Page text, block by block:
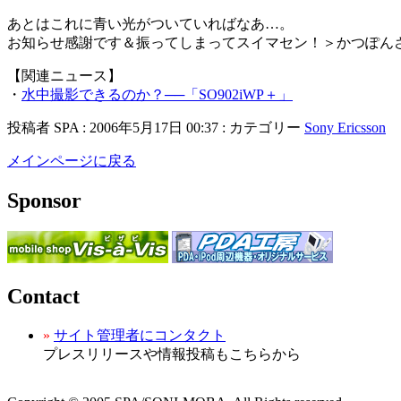
あとはこれに青い光がついていればなあ…。
お知らせ感謝です＆振ってしまってスイマセン！＞かつぽん
【関連ニュース】
・ 水中撮影できるのか？──「SO902iWP＋」
投稿者 SPA : 2006年5月17日 00:37 : カテゴリー Sony Ericsson
メインページに戻る
Sponsor
Contact
» サイト管理者にコンタクト
プレスリリースや情報投稿もこちらから